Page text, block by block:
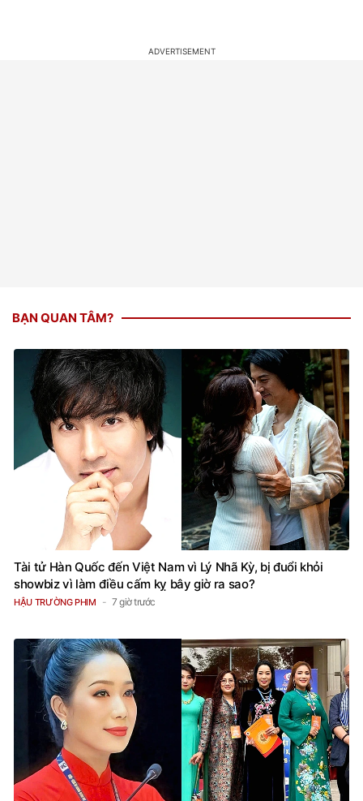
BẠN QUAN TÂM?
Tài tử Hàn Quốc đến Việt Nam vì Lý Nhã Kỳ, bị đuổi khỏi
showbiz vì làm điều cấm kỵ bây giờ ra sao?
HẬU TRƯỜNG PHIM 7 giờ trước